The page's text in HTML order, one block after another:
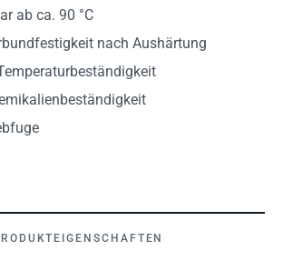
ab ca. 90 °C
nach Aushärtung